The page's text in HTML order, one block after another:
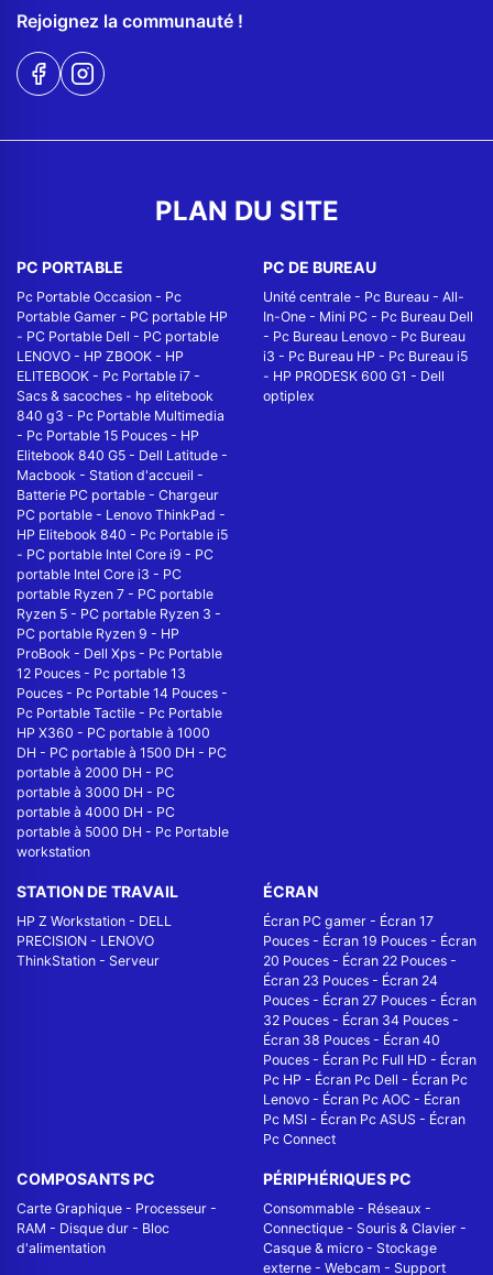
Rejoignez la communauté !
PLAN DU SITE
PC PORTABLE
Pc Portable Occasion - Pc
Portable Gamer - PC portable HP
- PC Portable Dell - PC portable
LENOVO - HP ZBOOK - HP
ELITEBOOK - Pc Portable i7 -
Sacs & sacoches - hp elitebook
840 g3 - Pc Portable Multimedia
- Pc Portable 15 Pouces - HP
Elitebook 840 G5 - Dell Latitude -
Macbook - Station d'accueil -
Batterie PC portable - Chargeur
PC portable - Lenovo ThinkPad -
HP Elitebook 840 - Pc Portable i5
- PC portable Intel Core i9 - PC
portable Intel Core i3 - PC
portable Ryzen 7 - PC portable
Ryzen 5 - PC portable Ryzen 3 -
PC portable Ryzen 9 - HP
ProBook - Dell Xps - Pc Portable
12 Pouces - Pc portable 13
Pouces - Pc Portable 14 Pouces -
Pc Portable Tactile - Pc Portable
HP X360 - PC portable à 1000
DH - PC portable à 1500 DH - PC
portable à 2000 DH - PC
portable à 3000 DH - PC
portable à 4000 DH - PC
portable à 5000 DH - Pc Portable
workstation
PC DE BUREAU
Unité centrale - Pc Bureau - All-
In-One - Mini PC - Pc Bureau Dell
- Pc Bureau Lenovo - Pc Bureau
i3 - Pc Bureau HP - Pc Bureau i5
- HP PRODESK 600 G1 - Dell
optiplex
STATION DE TRAVAIL
HP Z Workstation - DELL
PRECISION - LENOVO
ThinkStation - Serveur
ÉCRAN
Écran PC gamer - Écran 17
Pouces - Écran 19 Pouces - Écran
20 Pouces - Écran 22 Pouces -
Écran 23 Pouces - Écran 24
Pouces - Écran 27 Pouces - Écran
32 Pouces - Écran 34 Pouces -
Écran 38 Pouces - Écran 40
Pouces - Écran Pc Full HD - Écran
Pc HP - Écran Pc Dell - Écran Pc
Lenovo - Écran Pc AOC - Écran
Pc MSI - Écran Pc ASUS - Écran
Pc Connect
COMPOSANTS PC
Carte Graphique - Processeur -
RAM - Disque dur - Bloc
d'alimentation
PÉRIPHÉRIQUES PC
Consommable - Réseaux -
Connectique - Souris & Clavier -
Casque & micro - Stockage
externe - Webcam - Support